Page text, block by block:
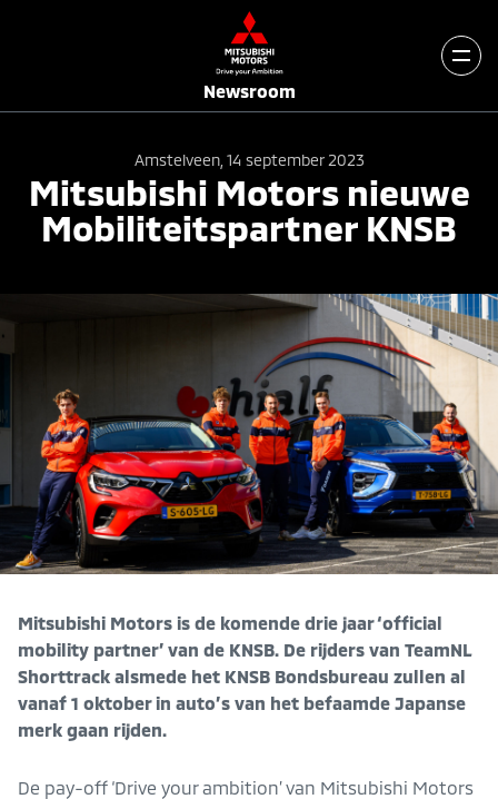
Newsroom
Amstelveen, 14 september 2023
Mitsubishi Motors nieuwe
Mobiliteitspartner KNSB
Mitsubishi Motors is de komende drie jaar ‘official
mobility partner’ van de KNSB. De rijders van TeamNL
Shorttrack alsmede het KNSB Bondsbureau zullen al
vanaf 1 oktober in auto’s van het befaamde Japanse
merk gaan rijden.
De pay-off ‘Drive your ambition’ van Mitsubishi Motors